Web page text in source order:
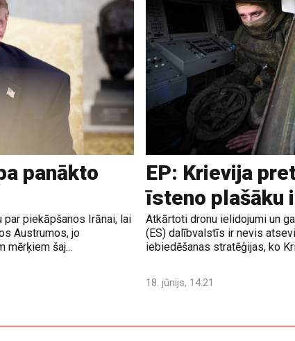
panākto
par piekāpšanos Irānai, lai
Austrumos, jo
mērķiem šaj...
EP: Krievija
īsteno plašāku
Atkārtoti dronu ielidojumi un
(ES) dalībvalstīs ir nevis
iebiedēšanas stratēģijas, ko
18. jūnijs, 14:21